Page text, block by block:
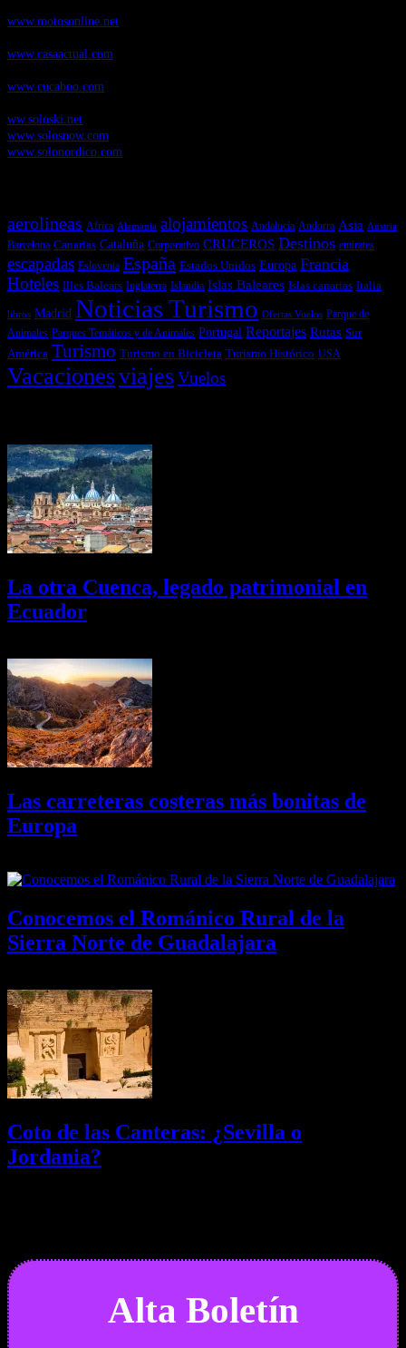
www.motosonline.net
www.casaactual.com
www.cucaboo.com
ww.soloski.net
www.solosnow.com
www.solonordico.com
aerolineas Africa Alemania alojamientos Andalucía Andorra Asia Austria
Barcelona Canarias Cataluña Corporativo CRUCEROS Destinos emirates
escapadas Eslovenia España Estados Unidos Europa Francia
Hoteles Illes Balears Inglaterra Islandia Islas Baleares Islas canarias Italia
libros Madrid Noticias Turismo Ofertas Vuelos Parque de
Animales Parques Temáticos y de Animales Portugal Reportajes Rutas Sur
América Turismo Turismo en Bicicleta Turismo Histórico USA
VacacionesviajesVuelos
La otra Cuenca, legado patrimonial en
Ecuador
Las carreteras costeras más bonitas de
Europa
Conocemos el Románico Rural de la
Sierra Norte de Guadalajara
Coto de las Canteras: ¿Sevilla o
Jordania?
Alta Boletín